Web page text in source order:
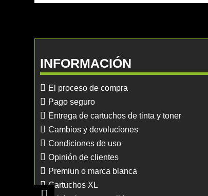
INFORMACIÓN
El proceso de compra
Pago seguro
Entrega de cartuchos de tinta y toner
Cambios y devoluciones
Condiciones de uso
Opinión de clientes
Premiun o marca blanca
Cartuchos XL